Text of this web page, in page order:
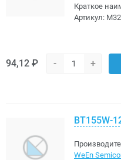
Краткое
Артикул:
94,12 ₽ - +
BT155W-
WeEn